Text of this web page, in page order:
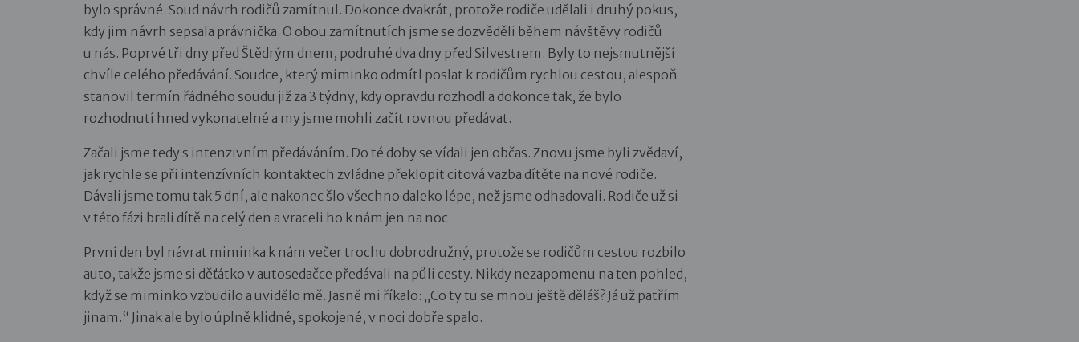
bylo správné. Soud návrh rodičů zamítnul. Dokonce dvakrát, protože rodiče udělali i druhý pokus,
kdy jim návrh sepsala právnička. O obou zamítnutích jsme se dozvěděli během návštěvy rodičů
u nás. Poprvé tři dny před Štědrým dnem, podruhé dva dny před Silvestrem. Byly to nejsmutnější
chvíle celého předávání. Soudce, který miminko odmítl poslat k rodičům rychlou cestou, alespoň
stanovil termín řádného soudu již za 3 týdny, kdy opravdu rozhodl a dokonce tak, že bylo
rozhodnutí hned vykonatelné a my jsme mohli začít rovnou předávat.
Začali jsme tedy s intenzivním předáváním. Do té doby se vídali jen občas. Znovu jsme byli zvědaví,
jak rychle se při intenzívních kontaktech zvládne překlopit citová vazba dítěte na nové rodiče.
Dávali jsme tomu tak 5 dní, ale nakonec šlo všechno daleko lépe, než jsme odhadovali. Rodiče už si
v této fázi brali dítě na celý den a vraceli ho k nám jen na noc.
První den byl návrat miminka k nám večer trochu dobrodružný, protože se rodičům cestou rozbilo
auto, takže jsme si děťátko v autosedačce předávali na půli cesty. Nikdy nezapomenu na ten pohled,
když se miminko vzbudilo a uvidělo mě. Jasně mi říkalo: „Co ty tu se mnou ještě děláš? Já už patřím
jinam.“ Jinak ale bylo úplně klidné, spokojené, v noci dobře spalo.